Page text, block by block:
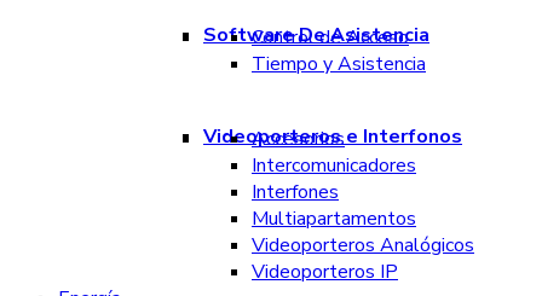
Software De Asistencia
Control de Acceso
Tiempo y Asistencia
Videoporteros e Interfonos
Accesorios
Intercomunicadores
Interfones
Multiapartamentos
Videoporteros Analógicos
Videoporteros IP